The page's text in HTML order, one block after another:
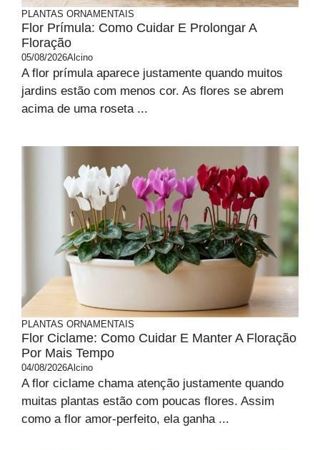
PLANTAS ORNAMENTAIS
Flor Prímula: Como Cuidar E Prolongar A
Floração
05/08/2026Alcino
A flor prímula aparece justamente quando muitos
jardins estão com menos cor. As flores se abrem
acima de uma roseta ...
PLANTAS ORNAMENTAIS
Flor Ciclame: Como Cuidar E Manter A Floração
Por Mais Tempo
04/08/2026Alcino
A flor ciclame chama atenção justamente quando
muitas plantas estão com poucas flores. Assim
como a flor amor-perfeito, ela ganha ...